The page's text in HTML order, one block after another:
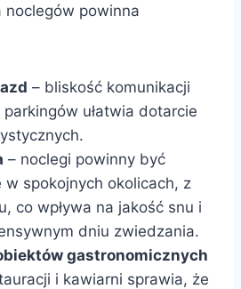
noclegów powinna
– bliskość komunikacji
ułatwia dotarcie
– noclegi powinny być
w spokojnych okolicach, z
co wpływa na jakość snu i
dniu zwiedzania.
gastronomicznych
i kawiarni sprawia, że